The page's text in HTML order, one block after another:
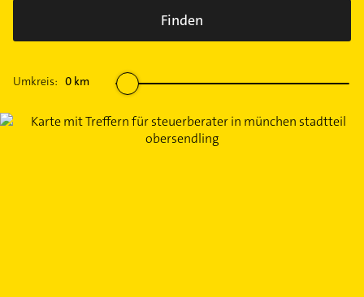
Finden
Umkreis: 0 km